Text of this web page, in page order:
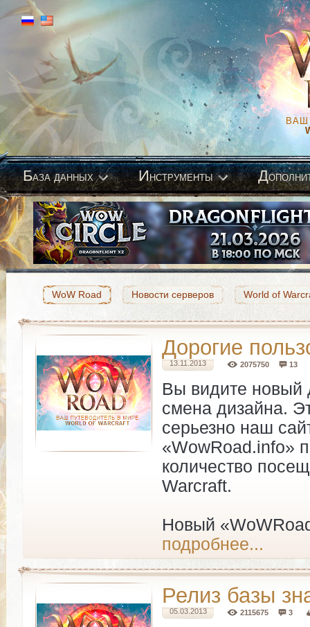
ВАШ
База данных Инструменты Д
WoW Road Новости серверов World of
Дорогие
13.11.2013 2075750 13
Вы видите новый
смена дизайна.
серьезно наш
«WowRoad.info»
количество
Warcraft.
Новый
подробнее...
Релиз базы
05.03.2013 2115675 3